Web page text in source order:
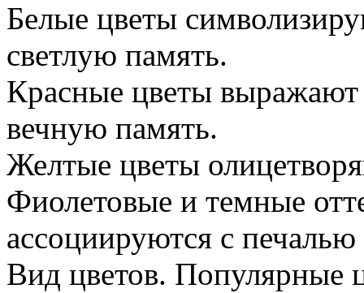
Белые цветы
светлую память.
Красные цветы выражают
вечную память.
Желтые цветы
Фиолетовые и темные
ассоциируются с
Вид цветов. Популярные